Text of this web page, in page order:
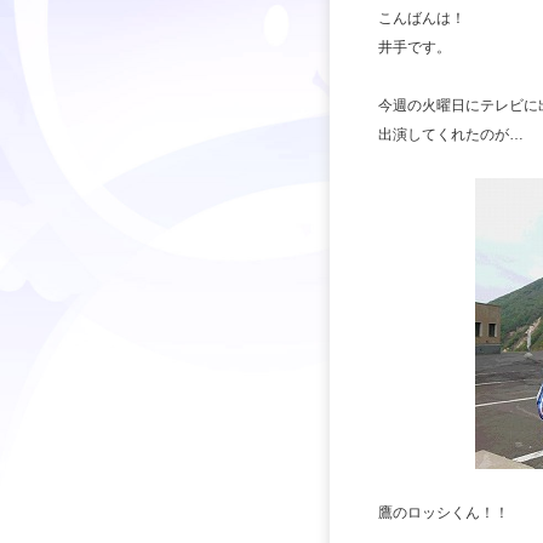
こんばんは！
井手です。
今週の火曜日にテレビに
出演してくれたのが…
鷹のロッシくん！！